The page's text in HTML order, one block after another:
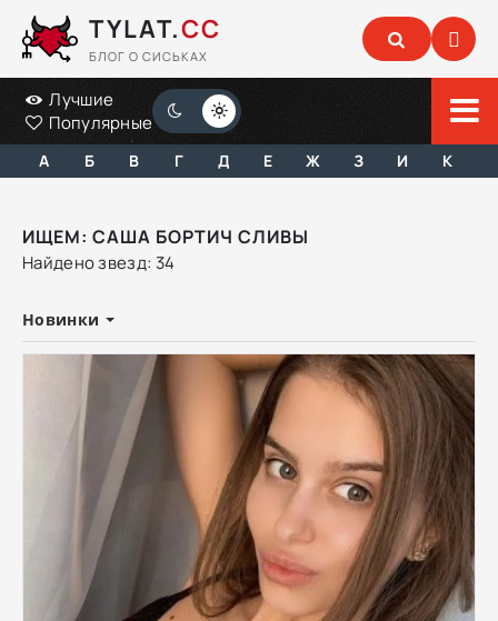
TYLAT.CC
БЛОГ О СИСЬКАХ
Лучшие
Популярные
А Б В Г Д Е Ж З И К
ИЩЕМ: САША БОРТИЧ СЛИВЫ
Найдено звезд: 34
Новинки